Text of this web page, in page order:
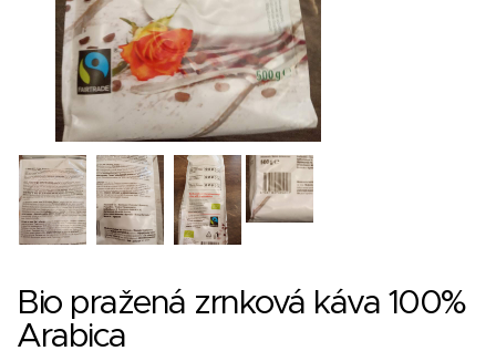
Bio pražená zrnková káva 100%
Arabica